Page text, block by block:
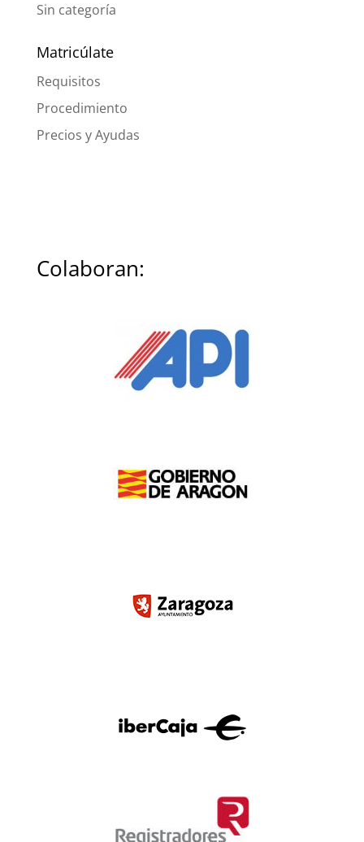
Sin categoría
Matricúlate
Requisitos
Procedimiento
Precios y Ayudas
Colaboran: